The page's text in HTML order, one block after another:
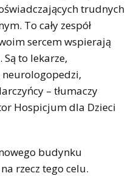
trudnych
To cały zespół
sercem wspierają
to lekarze,
– tłumaczy
Hospicjum dla Dzieci
budynku
rzecz tego celu.